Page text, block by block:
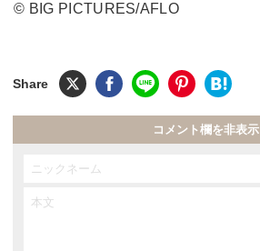
© BIG PICTURES/AFLO
コメント欄を非表示